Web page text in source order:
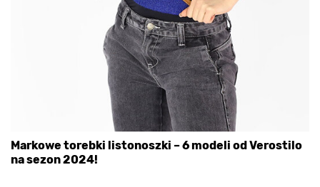
Markowe torebki listonoszki – 6 modeli od Verostilo
na sezon 2024!